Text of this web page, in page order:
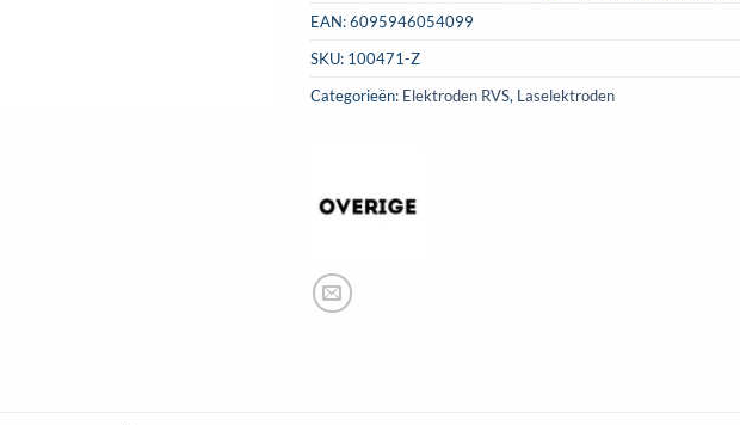
EAN:6095946054099
SKU: 100471-Z
Categorieën: Elektroden RVS, Laselektroden